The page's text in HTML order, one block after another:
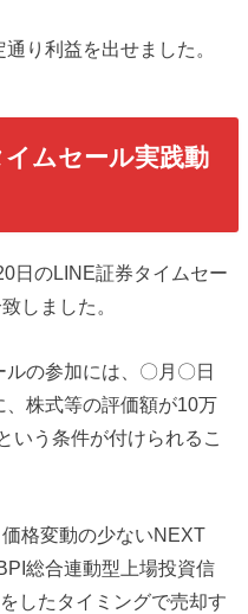
り利益を出せました。
ムセール実践動
日のLINE証券タイムセー
しました。
の参加には、〇月〇日
株式等の評価額が10万
いう条件が付けられるこ
格変動の少ないNEXT
総合連動型上場投資信
したタイミングで売却す